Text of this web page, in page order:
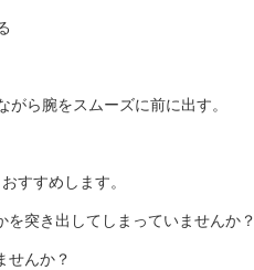
ら腕をスムーズに前に出す。
すすめします。
突き出してしまっていませんか？
せんか？